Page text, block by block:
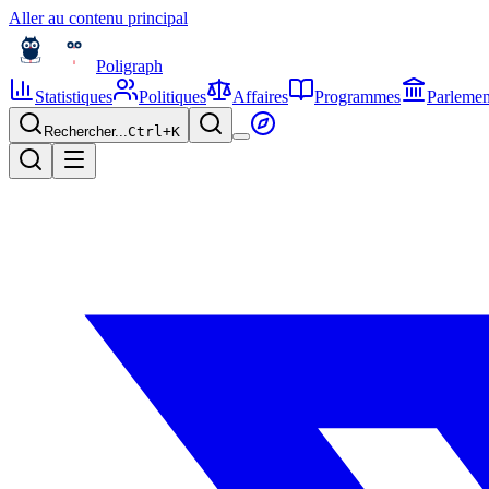
Aller au contenu principal
Poligraph
Statistiques
Politiques Affaires Programmes
Rechercher...Ctrl+K